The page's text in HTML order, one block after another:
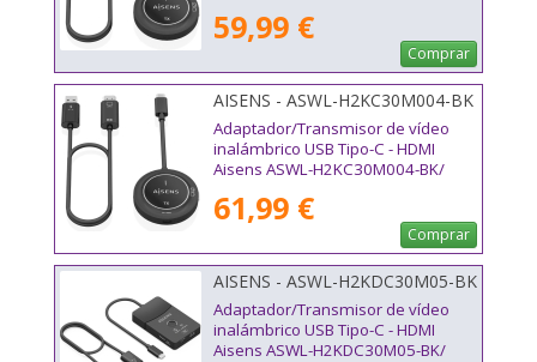
59,99 €
Comprar
AISENS - ASWL-H2KC30M004-BK
Adaptador/Transmisor de vídeo
inalámbrico USB Tipo-C - HDMI
Aisens ASWL-H2KC30M004-BK/
61,99 €
Comprar
AISENS - ASWL-H2KDC30M05-BK
Adaptador/Transmisor de vídeo
inalámbrico USB Tipo-C - HDMI
Aisens ASWL-H2KDC30M05-BK/